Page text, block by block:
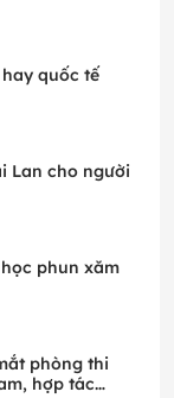
quốc tế
Lan cho người
phun xăm
phòng thi
hợp tác